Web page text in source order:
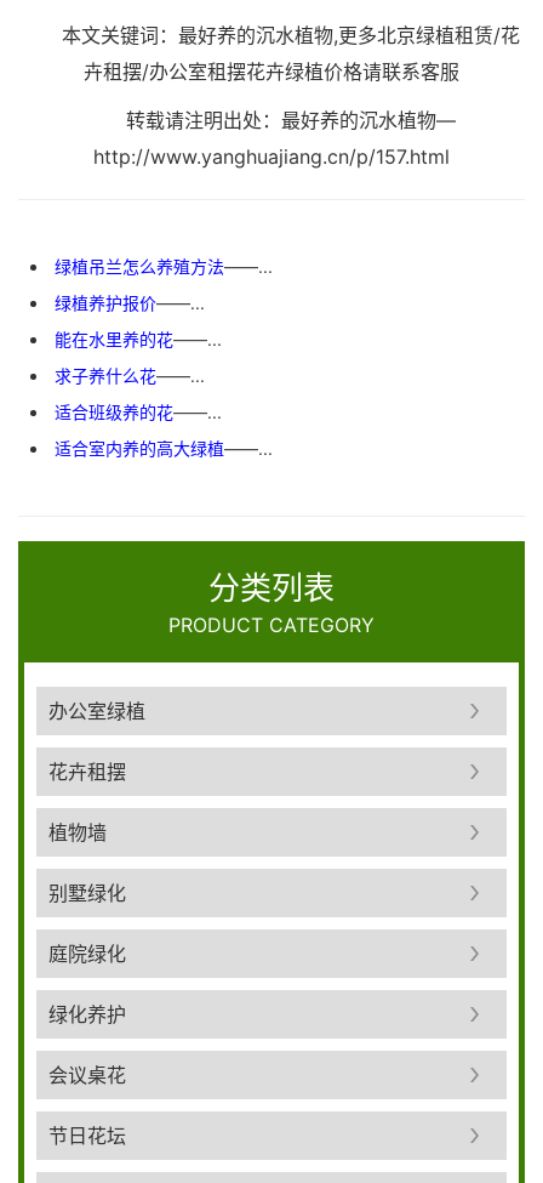
本文关键词：最好养的沉水植物,更多北京绿植租赁/花
卉租摆/办公室租摆花卉绿植价格请联系客服
转载请注明出处：最好养的沉水植物—
http://www.yanghuajiang.cn/p/157.html
绿植吊兰怎么养殖方法——...
绿植养护报价——...
能在水里养的花——...
求子养什么花——...
适合班级养的花——...
适合室内养的高大绿植——...
分类列表
PRODUCT CATEGORY
办公室绿植
花卉租摆
植物墙
别墅绿化
庭院绿化
绿化养护
会议桌花
节日花坛